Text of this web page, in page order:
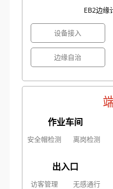
EB2边缘
设备接入
边缘自治
作业车间
安全帽检测 离岗检测
出入口
访客管理 无感通行